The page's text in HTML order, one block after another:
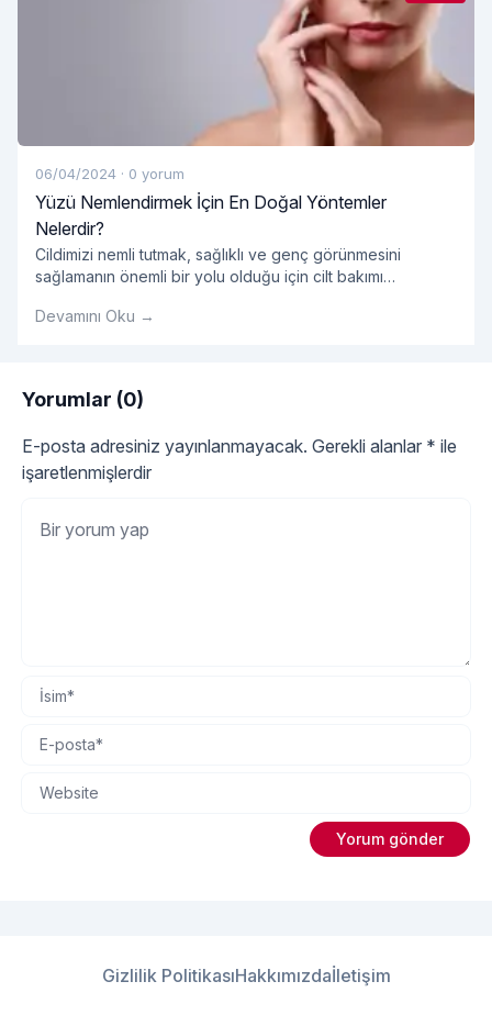
06/04/2024 · 0 yorum
Yüzü Nemlendirmek İçin En Doğal Yöntemler
Nelerdir?
Cildimizi nemli tutmak, sağlıklı ve genç görünmesini
sağlamanın önemli bir yolu olduğu için cilt bakımı
pazarlanan kozmetik ürün kimyasal içeriklerle dolu olabilir
Peki, yüzü nemlendirmek için en doğal yöntemler
nelerdir? Su İçmek:
Devamını Oku →
Yorumlar (0)
E-posta adresiniz yayınlanmayacak. Gerekli alanlar * ile
işaretlenmişlerdir
Gizlilik PolitikasıHakkımızdaİletişim